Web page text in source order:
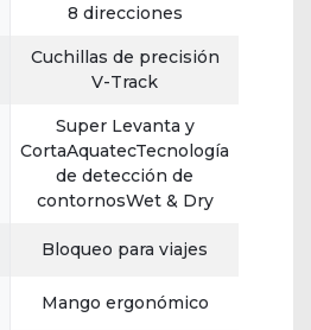
8 direcciones
Cuchillas de precisión
V-Track
Super Levanta y
CortaAquatecTecnología
de detección de
contornosWet & Dry
Bloqueo para viajes
Mango ergonómico